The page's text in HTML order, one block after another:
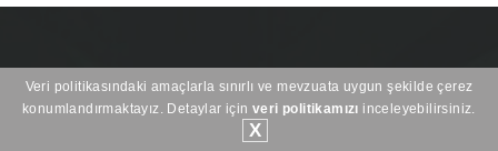
Veri politikasındaki amaçlarla sınırlı ve mevzuata uygun şekilde çerez
konumlandırmaktayız. Detaylar içinveri politikamızı inceleyebilirsiniz.
X